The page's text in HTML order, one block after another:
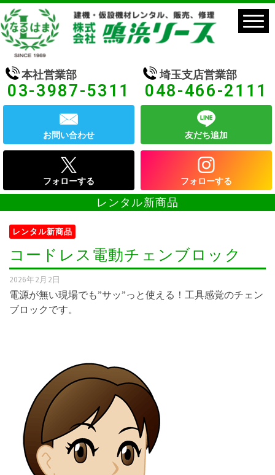
本社営業部
03-3987-5311
埼玉支店営業部
048-466-2111
お問い合わせ 友だち追加
フォローする フォローする
レンタル新商品
レンタル新商品
コードレス電動チェンブロック
2026年2月2日
電源が無い現場でも”サッ”っと使える！工具感覚のチェン
ブロックです。